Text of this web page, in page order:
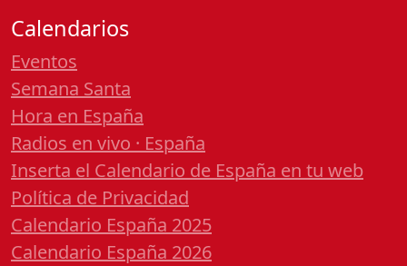
Calendarios
Eventos
Semana Santa
Hora en España
Radios en vivo · España
Inserta el Calendario de España en tu web
Política de Privacidad
Calendario España 2025
Calendario España 2026